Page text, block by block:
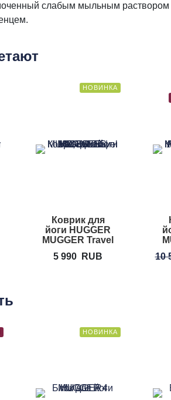
слабым мыльным
НОВИНКА
Коврик для
йоги HUGGER
MUGGER Travel
5 990 RUB 10
НОВИНКА